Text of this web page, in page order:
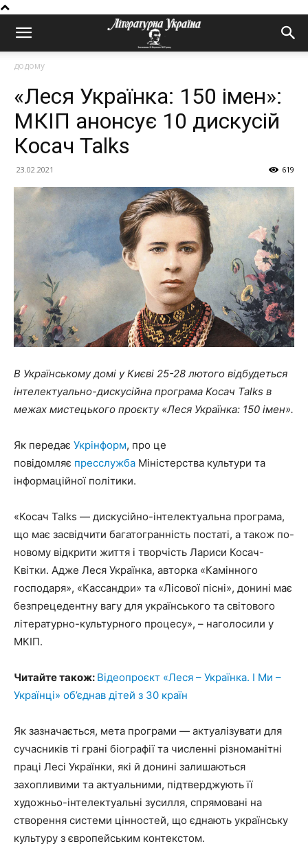
додому
«Леся Українка: 150 імен»:
МКІП анонсує 10 дискусій
Косач Talks
23.02.2021 619
В Українському домі у Києві 25-28 лютого відбудеться
інтелектуально-дискусійна програма Косач Talks в
межах мистецького проєкту «Леся Українка: 150 імен».
Як передає Укрінформ, про це
повідомляє пресслужба Міністерства культури та
інформаційної політики.
«Косач Talks — дискусійно-інтелектуальна програма,
що має засвідчити багатогранність постаті, а також по-
новому відкрити життя і творчість Лариси Косач-
Квітки. Адже Леся Українка, авторка «Камінного
господаря», «Кассандри» та «Лісової пісні», донині має
безпрецедентну вагу для українського та світового
літературно-культурного процесу», – наголосили у
МКІП.
Читайте також: Відеопроєкт «Леся – Українка. І Ми –
Українці» об’єднав дітей з 30 країн
Як зазначається, мета програми — актуалізувати для
сучасників ті грані біографії та численні різноманітні
праці Лесі Українки, які й донині залишаються
захопливими та актуальними, підтверджують її
художньо-інтелектуальні зусилля, спрямовані на
створення системи цінностей, що єднають українську
культуру з європейським контекстом.